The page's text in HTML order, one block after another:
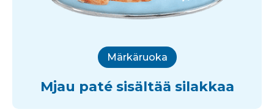
Märkäruoka
Mjau paté sisältää silakkaa